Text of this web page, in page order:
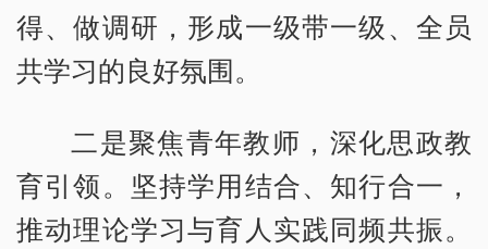
得、做调研，形成一级带一级、全员
共学习的良好氛围。
二是聚焦青年教师，深化思政教
育引领。坚持学用结合、知行合一，
推动理论学习与育人实践同频共振。